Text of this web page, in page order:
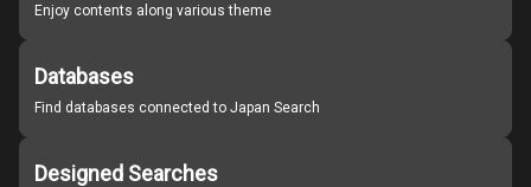
Enjoy contents along various theme
Databases
Find databases connected to Japan Search
Designed Searches